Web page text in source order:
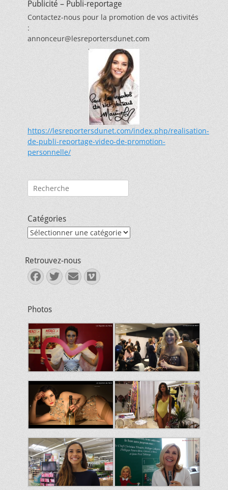
Publicité – Publi-reportage
Contactez-nous pour la promotion de vos activités
:
annonceur@lesreportersdunet.com
https://lesreportersdunet.com/index.php/realisation-
de-publi-reportage-video-de-promotion-
personnelle/
Rechercher :
Catégories
Catégories
Retrouvez-nous
Facebook
Twitter
E-
mail
Vimeo
Photos